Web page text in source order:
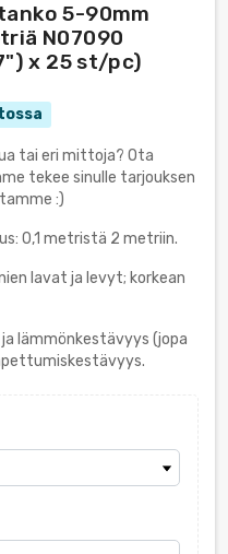
5-90mm
N07090
x 25 st/pc)
tai eri mittoja? Ota
tekee sinulle tarjouksen
:)
0,1 metristä 2 metriin.
lavat ja levyt; korkean
lämmönkestävyys (jopa